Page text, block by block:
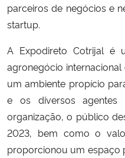
parceiros de negócios e
startup.
A Expodireto Cotrijal é
agronegócio
um ambiente propício
e os diversos
organização, o público
2023, bem como o
proporcionou um espaço